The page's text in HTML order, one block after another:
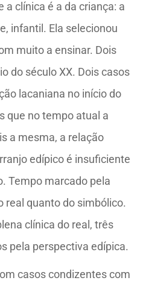
a clínica é a da criança: a
infantil. Ela selecionou
muito a ensinar. Dois
do século XX. Dois casos
lacaniana no início do
que no tempo atual a
a mesma, a relação
edípico é insuficiente
Tempo marcado pela
real quanto do simbólico.
clínica do real, três
pela perspectiva edípica.
casos condizentes com